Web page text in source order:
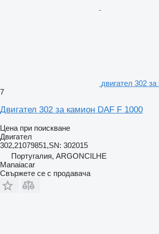
двигател 302
7
Двигател 302 за камион DAF F 1000
Цена при поискване
Двигател
302,21079851,SN: 302015
Португалия, ARGONCILHE
Manaiacar
Свържете се с продавача